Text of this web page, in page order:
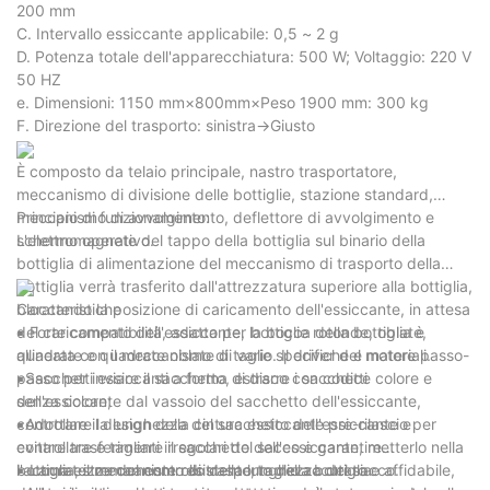
200 mm
C. Intervallo essiccante applicabile: 0,5 ~ 2 g
D. Potenza totale dell'apparecchiatura: 500 W; Voltaggio: 220 V
50 HZ
e. Dimensioni: 1150 mm×800mm×Peso 1900 mm: 300 kg
F. Direzione del trasporto: sinistra→Giusto
È composto da telaio principale, nastro trasportatore,
meccanismo di divisione delle bottiglie, stazione standard,
meccanismo di avvolgimento, deflettore di avvolgimento e
schermo operativo.
Principio di funzionamento:
L'elettromagnete del tappo della bottiglia sul binario della
bottiglia di alimentazione del meccanismo di trasporto della
bottiglia verrà trasferito dall'attrezzatura superiore alla bottiglia,
bloccando la posizione di caricamento dell'essiccante, in attesa
del caricamento dell'essiccante, la bocca della bottiglia è
allineata con il meccanismo di taglio. Il driver del motore passo-
passo per inviare il sacchetto, estrarre i sacchetti
dell'essiccante dal vassoio del sacchetto dell'essiccante,
controllare la lunghezza del sacchetto dell'essiccante e
controllare e tagliare il sacchetto dell'essiccante, metterlo nella
bottiglia, il meccanismo di trasporto della bottiglia
Caratteristiche
▪ Forte compatibilità, adatto per bottiglie rotonde, oblate,
quadrate e quadrate oblate di varie specifiche e materiali.
▪Sacchetti essiccanti a forma di disco con codice colore e
senza colore;
▪Adottare il design della cintura essiccante pre-rilascio per
evitare trasferimenti irregolari del sacco e garantire
l'accuratezza del controllo della lunghezza del sacco.
▪ Lama estremamente resistente, taglio accurato e affidabile,